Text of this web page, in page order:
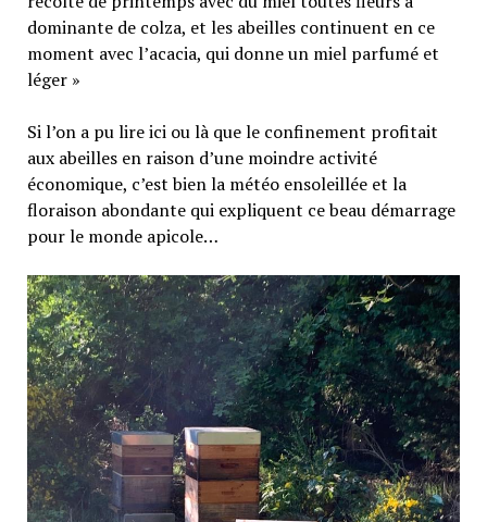
dominante de colza, et les abeilles continuent en ce
moment avec l’acacia, qui donne un miel parfumé et
léger »
Si l’on a pu lire ici ou là que le confinement profitait
aux abeilles en raison d’une moindre activité
économique, c’est bien la météo ensoleillée et la
floraison abondante qui expliquent ce beau démarrage
pour le monde apicole…